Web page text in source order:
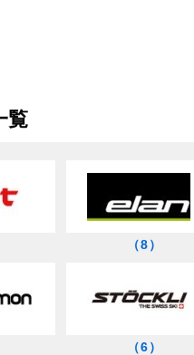
覧
（8）
（6）